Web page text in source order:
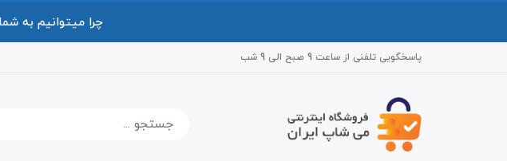
چرا میتوانیم به
پاسخگویی تلفنی از ساعت 9 صبح الی 9 شب